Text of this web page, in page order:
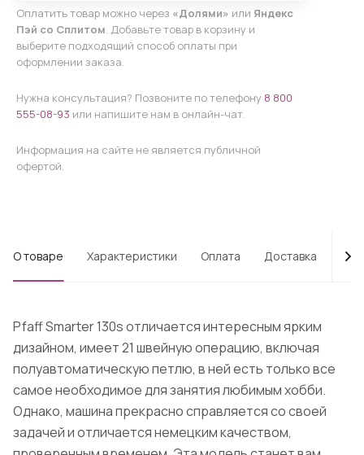
Оплатить товар можно через «Долями» или Яндекс
Пэй со Сплитом. Добавьте товар в корзину и
выберите подходящий способ оплаты при
оформлении заказа.
Нужна консультация? Позвоните по телефону 8 800
555-08-93 или напишите нам в онлайн-чат.
Информация на сайте не является публичной
офертой.
О товаре Характеристики Оплата Доставка
Pfaff Smarter 130s отличается интересным ярким
дизайном, имеет 21 швейную операцию, включая
полуавтоматическую петлю, в ней есть только все
самое необходимое для занятия любимым хобби.
Однако, машина прекрасно справляется со своей
задачей и отличается немецким качеством,